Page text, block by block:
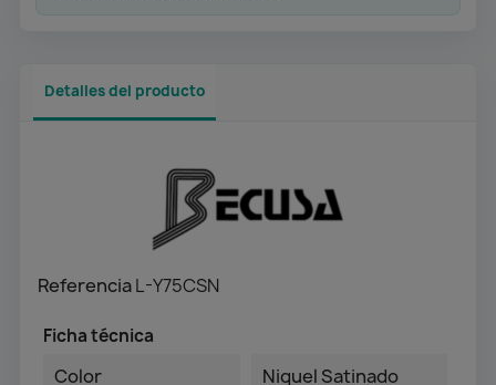
Detalles del producto
ReferenciaL-Y75CSN
Ficha técnica
Color Niquel Satinado